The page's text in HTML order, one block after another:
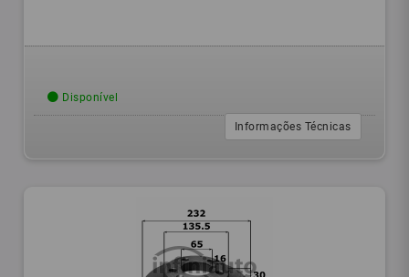
Disponível
Informações Técnicas